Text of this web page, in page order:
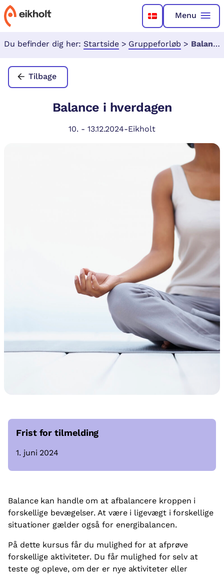
Menu
Du befinder dig her: Startside > Gruppeforløb > Balance i hverdagen
Tilbage
Balance i hverdagen
10. - 13.12.2024-Eikholt
Frist for tilmelding
1. juni 2024
Balance kan handle om at afbalancere kroppen i
forskellige bevægelser. At være i ligevægt i forskellige
situationer gælder også for energibalancen.
På dette kursus får du mulighed for at afprøve
forskellige aktiviteter. Du får mulighed for selv at
teste og opleve, om der er nye aktiviteter eller